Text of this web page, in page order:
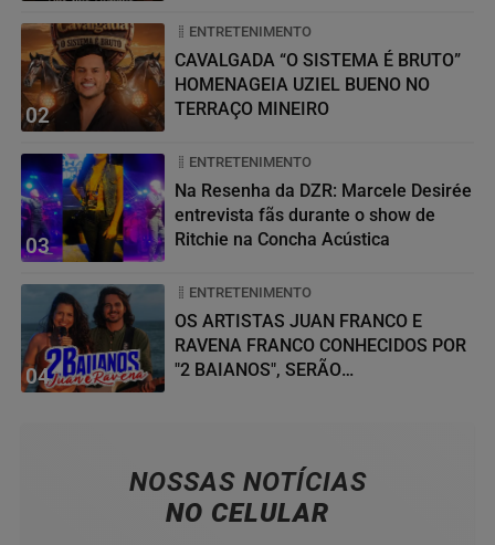
02
ENTRETENIMENTO
CAVALGADA “O SISTEMA É BRUTO”
HOMENAGEIA UZIEL BUENO NO
TERRAÇO MINEIRO
03
ENTRETENIMENTO
Na Resenha da DZR: Marcele Desirée
entrevista fãs durante o show de
Ritchie na Concha Acústica
04
ENTRETENIMENTO
OS ARTISTAS JUAN FRANCO E
RAVENA FRANCO CONHECIDOS POR
"2 BAIANOS", SERÃO
NOSSAS NOTÍCIAS
NO CELULAR